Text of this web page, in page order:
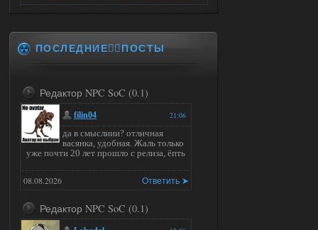
ПОСЛЕДНИЕ✍🏻ПОСТЫ
Редактор NPC SoC (0.1)
21:06
filin04
да в смыслиии? отличная
васянка, удобная. Жаль только
уже почти 20 лет прошло с релиза, ёпть
Ответить ➤
08.08.2026
Редактор NPC SoC (0.1)